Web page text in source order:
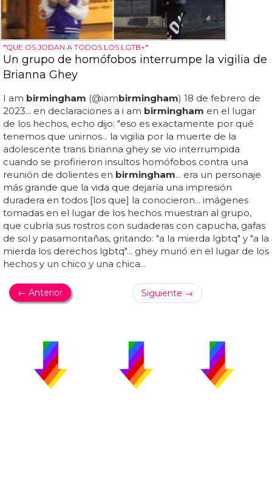
"QUE OS JODAN A TODOS LOS LGTB+"
Un grupo de homófobos interrumpe la vigilia de
Brianna Ghey
I am birmingham (@iambirmingham) 18 de febrero de
2023... en declaraciones a i am birmingham en el lugar
de los hechos, echo dijo: "eso es exactamente por qué
tenemos que unirnos... la vigilia por la muerte de la
adolescente trans brianna ghey se vio interrumpida
cuando se profirieron insultos homófobos contra una
reunión de dolientes en birmingham... era un personaje
más grande que la vida que dejaría una impresión
duradera en todos [los que] la conocieron... imágenes
tomadas en el lugar de los hechos muestran al grupo,
que cubría sus rostros con sudaderas con capucha, gafas
de sol y pasamontañas, gritando: "a la mierda lgbtq" y "a la
mierda los derechos lgbtq"... ghey murió en el lugar de los
hechos y un chico y una chica...
← Anterior Siguiente →